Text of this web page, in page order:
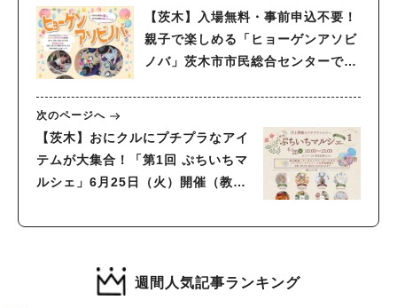
【茨木】入場無料・事前申込不要！
親子で楽しめる「ヒョーゲンアソビ
ノバ」茨木市市民総合センターで6
次のページへ
【茨木】おにクルにプチプラなアイ
テムが大集合！「第1回 ぷちいちマ
ルシェ」6月25日（火）開催（教え
週間人気記事ランキング